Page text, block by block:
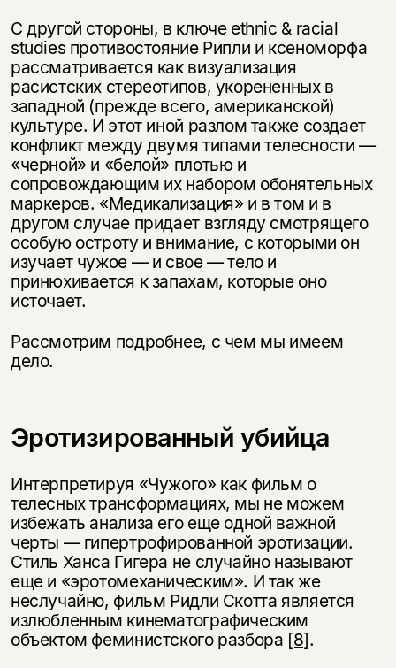
С другой стороны, в ключе ethnic & racial
studies противостояние Рипли и ксеноморфа
рассматривается как визуализация
расистских стереотипов, укорененных в
западной (прежде всего, американской)
культуре. И этот иной разлом также создает
конфликт между двумя типами телесности —
«черной» и «белой» плотью и
сопровождающим их набором обонятельных
маркеров. «Медикализация» и в том и в
другом случае придает взгляду смотрящего
особую остроту и внимание, с которыми он
изучает чужое — и свое — тело и
принюхивается к запахам, которые оно
источает.
Рассмотрим подробнее, с чем мы имеем
дело.
Эротизированный убийца
Интерпретируя «Чужого» как фильм о
телесных трансформациях, мы не можем
избежать анализа его еще одной важной
черты — гипертрофированной эротизации.
Стиль Ханса Гигера не случайно называют
еще и «эротомеханическим». И так же
неслучайно, фильм Ридли Скотта является
излюбленным кинематографическим
объектом феминистского разбора [8].